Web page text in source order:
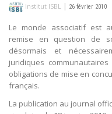
Institut ISBL | 26 février 2010
Le monde associatif est
remise en question de
désormais et
juridiques
obligations de mise en
français.
La publication au journal